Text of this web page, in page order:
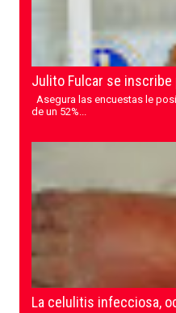
Julito Fulcar se inscribe
Asegura las encuestas le
de un 52%...
La celulitis infecciosa,